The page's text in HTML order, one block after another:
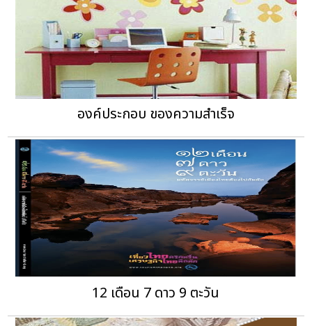
องค์ประกอบ ของความสำเร็จ
12 เดือน 7 ดาว 9 ตะวัน